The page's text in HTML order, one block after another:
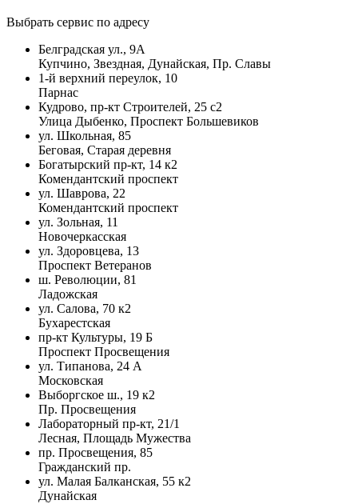
Выбрать сервис по адресу
Белградская ул., 9А
Купчино, Звездная, Дунайская, Пр. Славы
1-й верхний переулок, 10
Парнас
Кудрово, пр-кт Строителей, 25 с2
Улица Дыбенко, Проспект Большевиков
ул. Школьная, 85
Беговая, Старая деревня
Богатырский пр-кт, 14 к2
Комендантский проспект
ул. Шаврова, 22
Комендантский проспект
ул. Зольная, 11
Новочеркасская
ул. Здоровцева, 13
Проспект Ветеранов
ш. Революции, 81
Ладожская
ул. Салова, 70 к2
Бухарестская
пр-кт Культуры, 19 Б
Проспект Просвещения
ул. Типанова, 24 А
Московская
Выборгское ш., 19 к2
Пр. Просвещения
Лабораторный пр-кт, 21/1
Лесная, Площадь Мужества
пр. Просвещения, 85
Гражданский пр.
ул. Малая Балканская, 55 к2
Дунайская